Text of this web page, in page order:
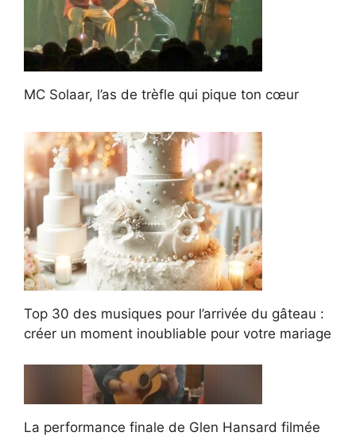
MC Solaar, l’as de trèfle qui pique ton cœur
Top 30 des musiques pour l’arrivée du gâteau :
créer un moment inoubliable pour votre mariage
La performance finale de Glen Hansard filmée